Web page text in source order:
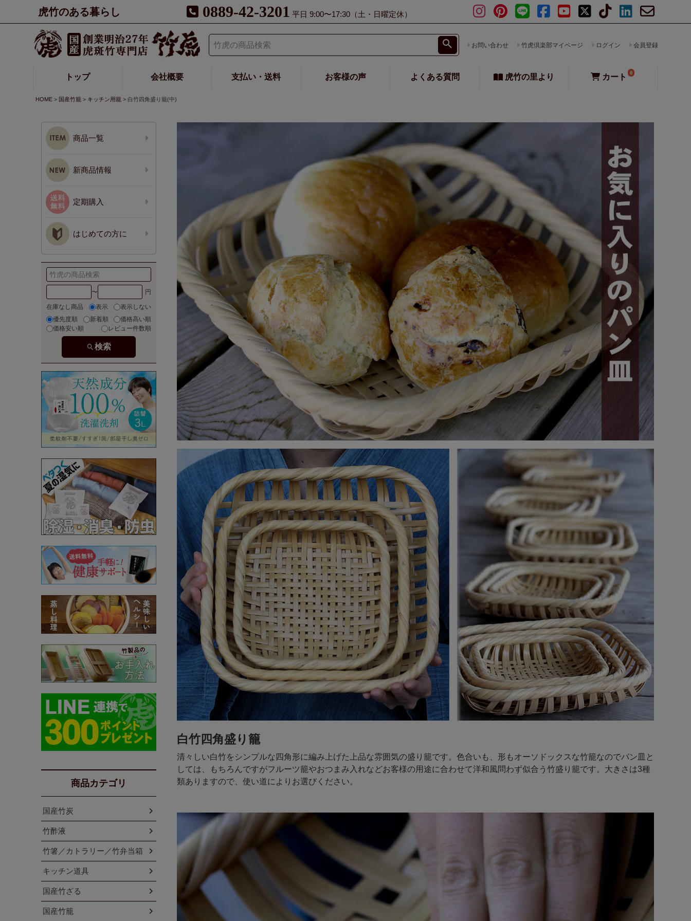
虎竹のある暮らし 0889-42-3201 平日 9:00〜17:30（土・日曜定休）
お問い合わせ 竹虎倶楽部マイページ ログイン 会員登録
トップ 会社概要 支払い・送料 お客様の声 よくある質問 虎竹の里より カート 0
HOME 国産竹籠 キッチン用籠 白竹四角盛り籠(中)
白竹四角盛り籠
清々しい白竹をシンプルな四角形に編み上げた上品な雰囲気の盛り籠です。色合いも、形もオーソドックスな竹籠なのでパン皿と
しては、もちろんですがフルーツ籠やおつまみ入れなどお客様の用途に合わせて洋和風問わず似合う竹盛り籠です。大きさは3種
類ありますので、使い道によりお選びください。
商品一覧
新商品情報
定期購入
はじめての方に
〜
在庫なし商品 表示
表示しない
優先度順
新着順
価格高い順
価格安い順
レビュー件数順
検索
商品カテゴリ
国産竹炭
竹酢液
竹箸／カトラリー／竹弁当箱
キッチン道具
国産竹ざる
国産竹籠